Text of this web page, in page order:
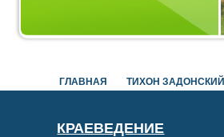
ГЛАВНАЯ ТИХОН ЗАДОНСКИЙ
КРАЕВЕДЕНИЕ